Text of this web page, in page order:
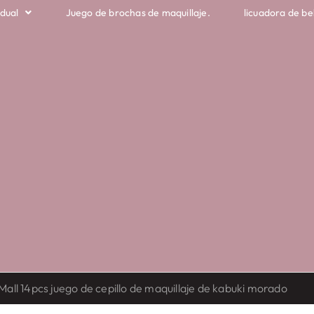
Juego de brochas de maquillaje. licuadora de
14pcs juego de cepillo de maquillaje de kabuki morado